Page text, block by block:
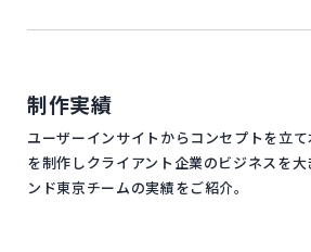
制作実績
ユーザーインサイトからコンセプトを立
を制作しクライアント企業のビジネスを
ンド東京チームの実績をご紹介。